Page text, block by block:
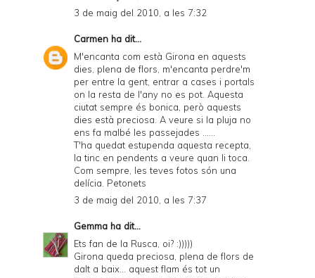
3 de maig del 2010, a les 7:32
Carmen ha dit...
M'encanta com està Girona en aquests
dies, plena de flors, m'encanta perdre'm
per entre la gent, entrar a cases i portals
on la resta de l'any no es pot. Aquesta
ciutat sempre és bonica, però aquests
dies està preciosa. A veure si la pluja no
ens fa malbé les passejades ......
T'ha quedat estupenda aquesta recepta,
la tinc en pendents a veure quan li toca.
Com sempre, les teves fotos són una
delícia. Petonets
3 de maig del 2010, a les 7:37
Gemma ha dit...
Ets fan de la Rusca, oi? :)))))
Girona queda preciosa, plena de flors de
dalt a baix... aquest flam és tot un